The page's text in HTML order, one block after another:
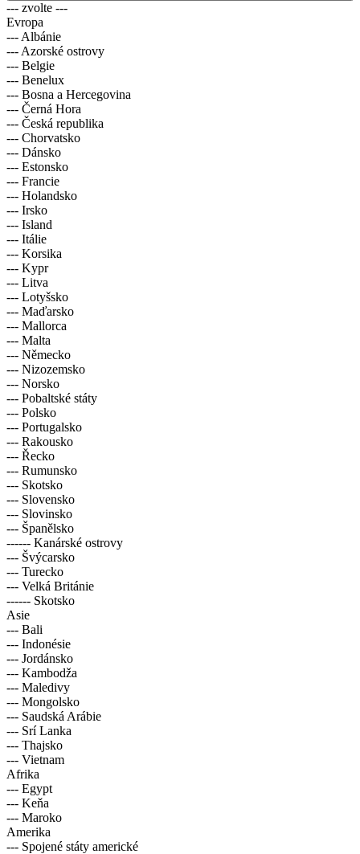
--- zvolte ---
Evropa
--- Albánie
--- Azorské ostrovy
--- Belgie
--- Benelux
--- Bosna a Hercegovina
--- Černá Hora
--- Česká republika
--- Chorvatsko
--- Dánsko
--- Estonsko
--- Francie
--- Holandsko
--- Irsko
--- Island
--- Itálie
--- Korsika
--- Kypr
--- Litva
--- Lotyšsko
--- Maďarsko
--- Mallorca
--- Malta
--- Německo
--- Nizozemsko
--- Norsko
--- Pobaltské státy
--- Polsko
--- Portugalsko
--- Rakousko
--- Řecko
--- Rumunsko
--- Skotsko
--- Slovensko
--- Slovinsko
--- Španělsko
------ Kanárské ostrovy
--- Švýcarsko
--- Turecko
--- Velká Británie
------ Skotsko
Asie
--- Bali
--- Indonésie
--- Jordánsko
--- Kambodža
--- Maledivy
--- Mongolsko
--- Saudská Arábie
--- Srí Lanka
--- Thajsko
--- Vietnam
Afrika
--- Egypt
--- Keňa
--- Maroko
Amerika
--- Spojené státy americké